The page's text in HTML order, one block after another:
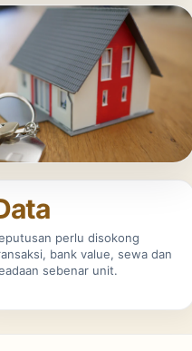
perlu disokong
bank value, sewa dan
sebenar unit.